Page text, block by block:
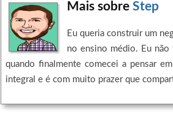
Mais sobre Step
Eu queria construir um
no ensino médio. Eu
quando finalmente comecei a pensar
integral e é com muito prazer que